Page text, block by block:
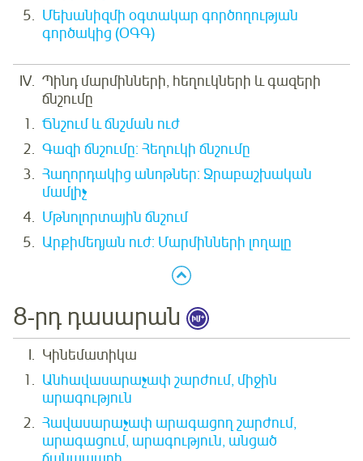
Մեխանիզմի օգտակար գործողության
գործակից (ՕԳԳ)
Պինդ մարմինների, հեղուկների և գազերի
ճնշումը
Ճնշում և ճնշման ուժ
Գազի ճնշումը: Հեղուկի ճնշումը
Հաղորդակից անոթներ: Ջրաբաշխական
մամլիչ
Մթնոլորտային ճնշում
Արքիմեդյան ուժ: Մարմինների լողալը
8-րդ դասարան
Կինեմատիկա
Անհավասարաչափ շարժում, միջին
արագություն
Հավասարաչափ արագացող շարժում,
արագացում, արագություն, անցած